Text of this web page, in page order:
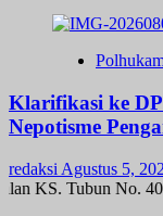
Klarifikasi ke
Nepotisme
redaksi Agustus 5,
KS. Tubun No. 40